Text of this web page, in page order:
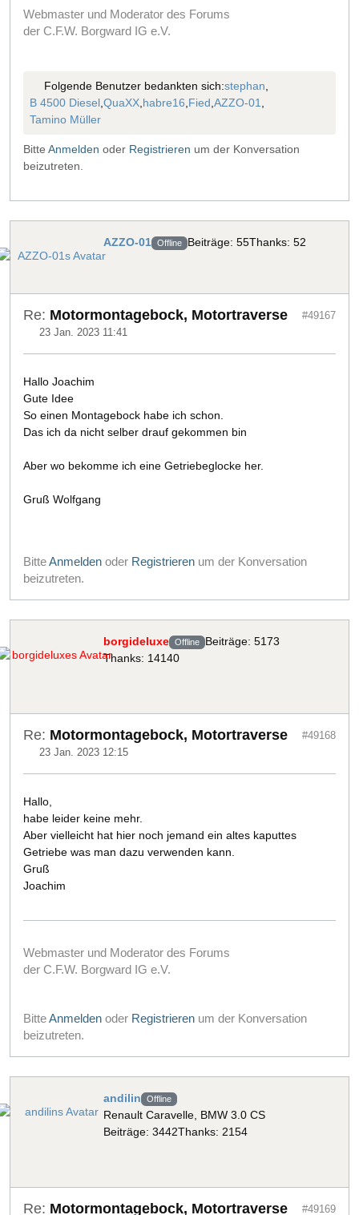
Webmaster und Moderator des Forums
der C.F.W. Borgward IG e.V.
Folgende Benutzer bedankten sich:stephan,
B 4500 Diesel,QuaXX,habre16,Fied,AZZO-01,
Tamino Müller
Bitte Anmelden oder Registrieren um der Konversation
beizutreten.
AZZO-01 Offline Beiträge: 55Thanks: 52
Re: Motormontagebock, Motortraverse
23 Jan. 2023 11:41
#49167
Hallo Joachim
Gute Idee
So einen Montagebock habe ich schon.
Das ich da nicht selber drauf gekommen bin
Aber wo bekomme ich eine Getriebeglocke her.
Gruß Wolfgang
BitteAnmelden oder Registrieren um der Konversation
beizutreten.
borgideluxe Offline Beiträge: 5173
Thanks: 14140
Re: Motormontagebock, Motortraverse
23 Jan. 2023 12:15
#49168
Hallo,
habe leider keine mehr.
Aber vielleicht hat hier noch jemand ein altes kaputtes
Getriebe was man dazu verwenden kann.
Gruß
Joachim
Webmaster und Moderator des Forums
der C.F.W. Borgward IG e.V.
BitteAnmelden oder Registrieren um der Konversation
beizutreten.
andilin Offline
Renault Caravelle, BMW 3.0 CS
Beiträge: 3442Thanks: 2154
Re: Motormontagebock, Motortraverse #49169